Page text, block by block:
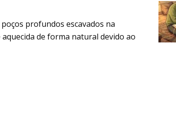
profundos escavados na
de forma natural devido ao